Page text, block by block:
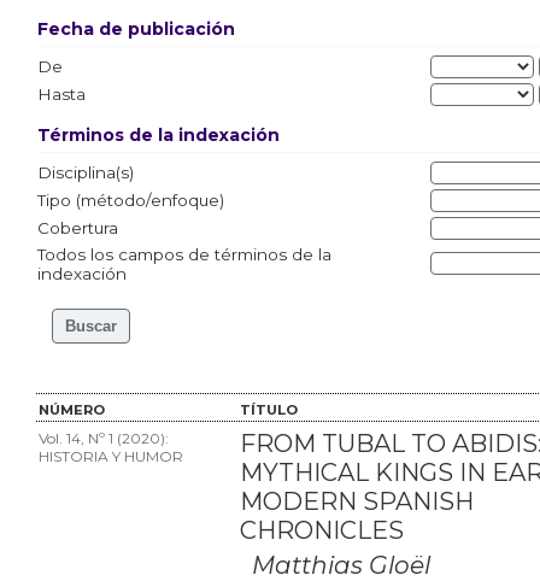
Fecha de publicación
De
Hasta
Términos de la indexación
Disciplina(s)
Tipo (método/enfoque)
Cobertura
Todos los campos de términos de la
indexación
NÚMERO TÍTULO
Vol. 14, Nº 1 (2020):
HISTORIA Y HUMOR
FROM TUBAL TO
MYTHICAL KINGS IN
MODERN SPANISH
CHRONICLES
Matthias Gloël